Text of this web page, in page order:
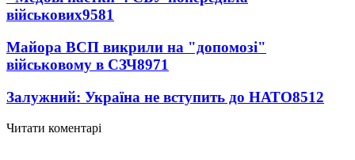
військових9581
Майора ВСП викрили на "допомозі"
військовому в СЗЧ8971
Залужний: Україна не вступить до НАТО8512
Читати коментарі